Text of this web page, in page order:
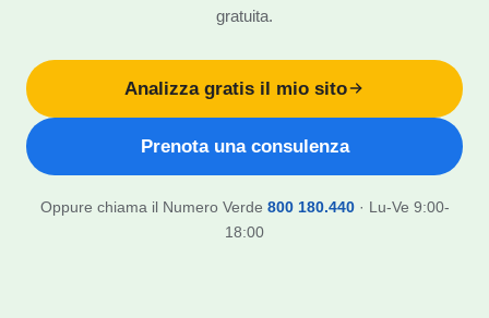
gratuita.
Analizza gratis il mio sito
Prenota una consulenza
Oppure chiama il Numero Verde 800 180.440· Lu-Ve 9:00-
18:00